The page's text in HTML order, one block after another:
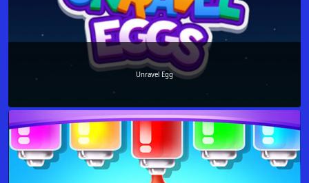
Unravel Egg